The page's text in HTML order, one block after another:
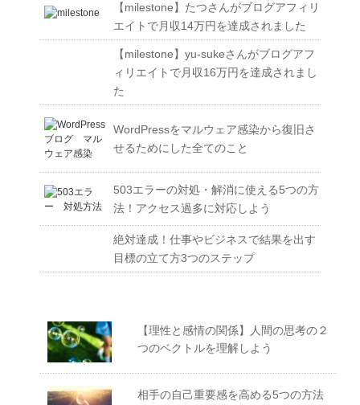
【milestone】たつさんがブログアフィリ
エイトで月収14万円を達成されました
【milestone】yu-sukeさんがブログアフ
ィリエイトで月収16万円を達成されまし
た
WordPressをマルウェア感染から復旧さ
せるためにした全てのこと
503エラーの対処・解消に使える5つの方
法！アクセス過多に対応しよう
絶対達成！仕事やビジネスで結果を出す
目標の立て方3つのステップ
【理性と感情の関係】人間の思考の２
つのベクトルを理解しよう
相手の自己重要感を高める5つの方法